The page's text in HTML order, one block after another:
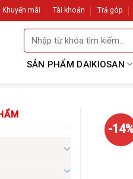
Khuyến mãi Tài khoản Trả góp
Tìm
kiếm:
SẢN PHẨM DAIKIOSAN
-